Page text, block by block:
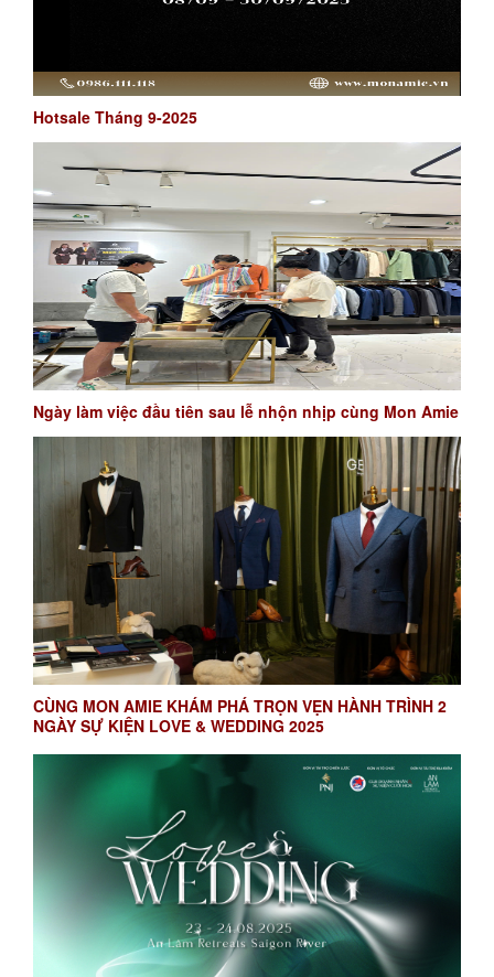
Hotsale Tháng 9-2025
Ngày làm việc đầu tiên sau lễ nhộn nhịp cùng Mon Amie
CÙNG MON AMIE KHÁM PHÁ TRỌN VẸN HÀNH TRÌNH 2
NGÀY SỰ KIỆN LOVE & WEDDING 2025